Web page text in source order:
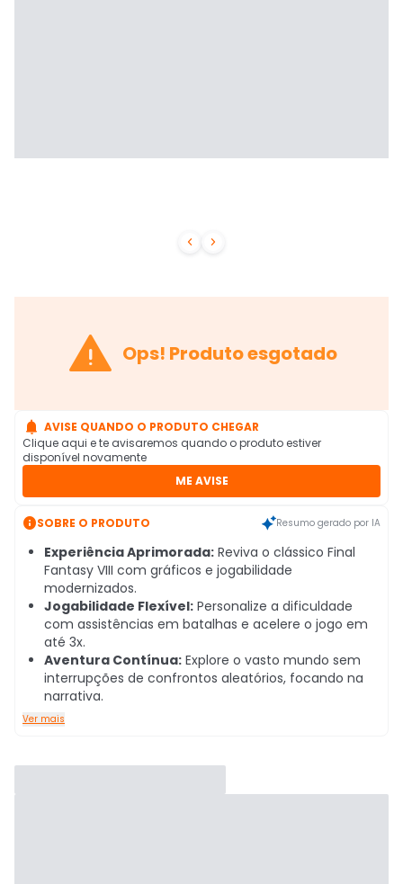
 
 Ops! Produto esgotado
 AVISE QUANDO O PRODUTO CHEGAR
Clique aqui e te avisaremos quando o produto estiver
disponível novamente
ME AVISE
SOBRE O PRODUTO Resumo gerado por IA
Experiência Aprimorada: Reviva o clássico Final
Fantasy VIII com gráficos e jogabilidade
modernizados.
Jogabilidade Flexível: Personalize a dificuldade
com assistências em batalhas e acelere o jogo em
até 3x.
Aventura Contínua: Explore o vasto mundo sem
interrupções de confrontos aleatórios, focando na
narrativa.
Ver mais